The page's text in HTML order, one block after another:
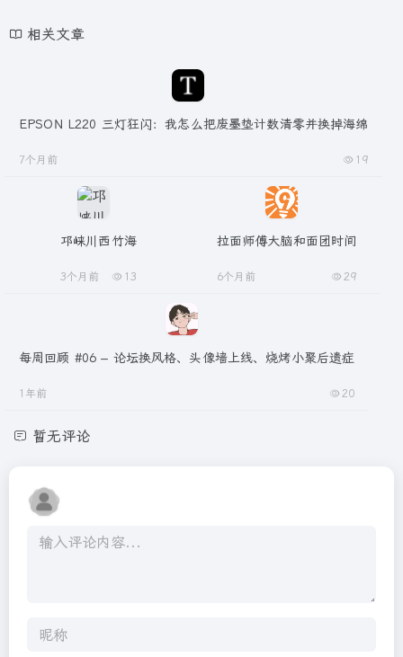
相关文章
EPSON L220 三灯狂闪：我怎么把废墨垫计数清零并换掉海绵
7个月前 19
邛崃川西竹海
3个月前 13
拉面师傅大脑和面团时间
6个月前 29
每周回顾 #06 – 论坛换风格、头像墙上线、烧烤小聚后遗症
1年前 20
暂无评论